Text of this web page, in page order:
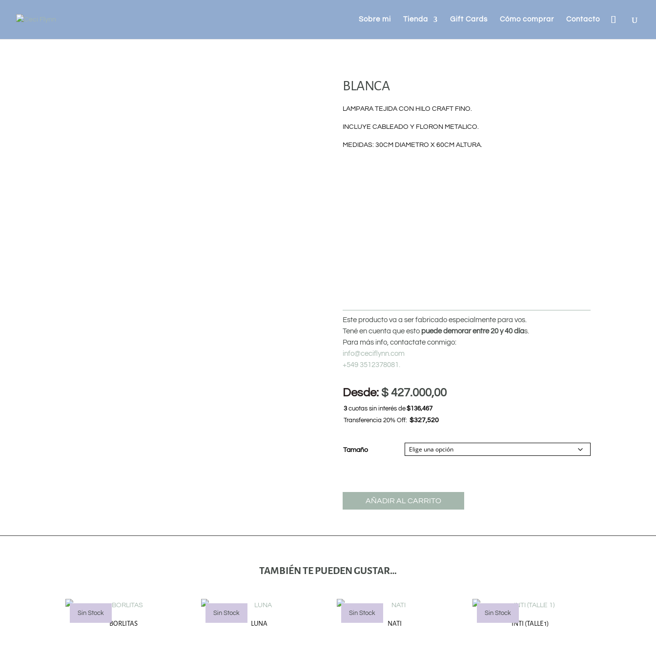
Sobre mi Tienda Gift Cards Cómo comprar Contacto
BLANCA
LAMPARA TEJIDA CON HILO CRAFT FINO.
INCLUYE CABLEADO Y FLORON METALICO.
MEDIDAS: 30CM DIAMETRO X 60CM ALTURA.
Este producto va a ser fabricado especialmente para vos.
Tené en cuenta que esto puede demorar entre 20 y 40 días.
Para más info, contactate conmigo:
info@ceciflynn.com
+549 3512378081.
Desde: $427.000,00
3cuotas sin interés de$136,467
Transferencia 20% Off: $327,520
Tamaño
AÑADIR AL CARRITO
TAMBIÉN TE PUEDEN GUSTAR…
Sin Stock
BORLITAS
Sin Stock
LUNA
Sin Stock
NATI
Sin Stock
INTI (TALLE 1)